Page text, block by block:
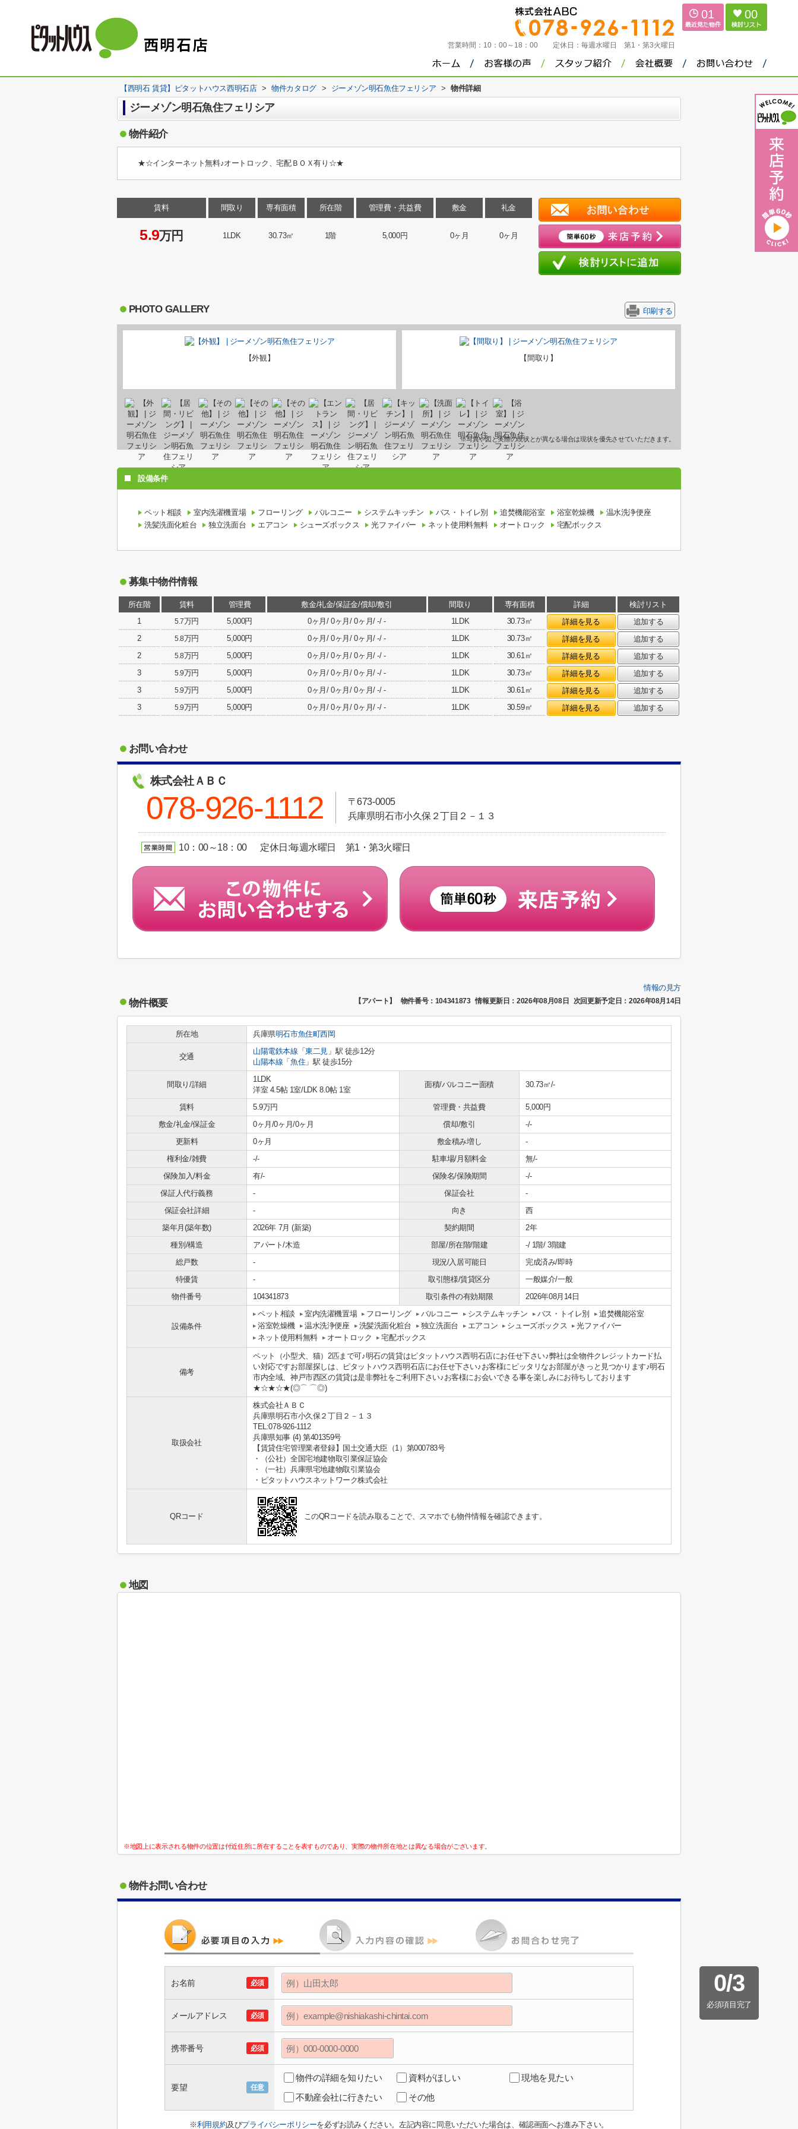
営業時間： 10：00～18：00 定休日： 毎週水曜日 第1・第3火曜日
01 00
【西明石 賃貸】ピタットハウス西明石店 > 物件カタログ > ジーメゾン明石魚住フェリシア > 物件詳細
ジーメゾン明石魚住フェリシア
物件紹介
★☆インターネット無料♪オートロック、宅配ＢＯＸ有り☆★
賃料
5.9万円
間取り
1LDK
専有面積
30.73㎡
所在階
1階
管理費・共益費
5,000円
敷金
0ヶ月
礼金
0ヶ月
PHOTO GALLERY 印刷する
【外観】 【間取り】
※写真や図と実際の現状とが異なる場合は現状を優先させていただきます。
設備条件
ペット相談 室内洗濯機置場 フローリング バルコニー システムキッチン バス・トイレ別 追焚機能浴室 浴室乾燥機
温水洗浄便座
洗髪洗面化粧台
独立洗面台 エアコン シューズボックス 光ファイバー ネット使用料無料 オートロック 宅配ボックス
募集中物件情報
所在階 賃料 管理費 敷金/礼金/保証金/償却/敷引 間取り 専有面積 詳細
検討リスト
1
5.7万円 5,000円 0ヶ月/ 0ヶ月/ 0ヶ月/ -/ - 1LDK 30.73㎡ 詳細を見る
追加する
2
5.8万円 5,000円 0ヶ月/ 0ヶ月/ 0ヶ月/ -/ - 1LDK 30.73㎡ 詳細を見る
追加する
2
5.8万円 5,000円 0ヶ月/ 0ヶ月/ 0ヶ月/ -/ - 1LDK 30.61㎡ 詳細を見る
追加する
3
5.9万円 5,000円 0ヶ月/ 0ヶ月/ 0ヶ月/ -/ - 1LDK 30.73㎡ 詳細を見る
追加する
3
5.9万円 5,000円 0ヶ月/ 0ヶ月/ 0ヶ月/ -/ - 1LDK 30.61㎡ 詳細を見る
追加する
3
5.9万円 5,000円 0ヶ月/ 0ヶ月/ 0ヶ月/ -/ - 1LDK 30.59㎡ 詳細を見る 追加する
お問い合わせ
株式会社ＡＢＣ
078-926-1112
〒673-0005
兵庫県明石市小久保２丁目２－１３
10：00～18：00 定休日:毎週水曜日 第1・第3火曜日
情報の見方
物件概要 【アパート】 物件番号：104341873 情報更新日：2026年08月08日 次回更新予定日：2026年08月14日
所在地 兵庫県明石市魚住町西岡
交通
山陽電鉄本線 「東二見 」駅 徒歩12分
山陽本線 「魚住 」駅 徒歩15分
間取り/詳細
1LDK
洋室 4.5帖 1室/LDK 8.0帖 1室
面積/バルコニー面積 30.73㎡/-
賃料 5.9万円 管理費・共益費
5,000円
敷金/礼金/保証金
0ヶ月/0ヶ月/0ヶ月 償却/敷引
-/-
更新料
0ヶ月 敷金積み増し
-
権利金/雑費
-/- 駐車場/月額料金
無/-
保険加入/料金
有/- 保険名/保険期間
-/-
保証人代行義務
- 保証会社
-
保証会社詳細
- 向き
西
築年月(築年数)
2026年 7月 (新築) 契約期間
2年
種別/構造
アパート/木造 部屋/所在階/階建
-/ 1階/ 3階建
総戸数
- 現況/入居可能日
完成済み/即時
特優賃
- 取引態様/賃貸区分
一般媒介/一般
物件番号
104341873 取引条件の有効期限 2026年08月14日
設備条件
ペット相談 室内洗濯機置場 フローリング バルコニー システムキッチン バス・トイレ別
追焚機能浴室
浴室乾燥機
温水洗浄便座 洗髪洗面化粧台 独立洗面台 エアコン シューズボックス
光ファイバー
ネット使用料無料
オートロック 宅配ボックス
備考
ペット（小型犬、猫）2匹まで可♪明石の賃貸はピタットハウス西明石店にお任せ下さい♪弊社は全物件クレジットカード払
い対応ですお部屋探しは、ピタットハウス西明石店にお任せ下さい♪お客様にピッタリなお部屋がきっと見つかります♪明石
市内全域、神戸市西区の賃貸は是非弊社をご利用下さい♪お客様にお会いできる事を楽しみにお待ちしております
★☆★☆★(◎⌒ ⌒◎)
取扱会社
株式会社ＡＢＣ
兵庫県明石市小久保２丁目２－１３
TEL:078-926-1112
兵庫県知事 (4) 第401359号
【賃貸住宅管理業者登録】国土交通大臣（1）第000783号
・（公社）全国宅地建物取引業保証協会
・（一社）兵庫県宅地建物取引業協会
・ピタットハウスネットワーク株式会社
QRコード このQRコードを読み取ることで、スマホでも物件情報を確認できます。
地図
※地図上に表示される物件の位置は付近住所に所在することを表すものであり、実際の物件所在地とは異なる場合がございます。
物件お問い合わせ
0/3
必須項目完了
お名前 必須
メールアドレス 必須
携帯番号 必須
要望 任意
物件の詳細を知りたい 資料がほしい
現地を見たい
不動産会社に行きたい
その他
※利用規約及びプライバシーポリシーを必ずお読みください。左記内容に同意いただいた場合は、確認画面へお進み下さい。